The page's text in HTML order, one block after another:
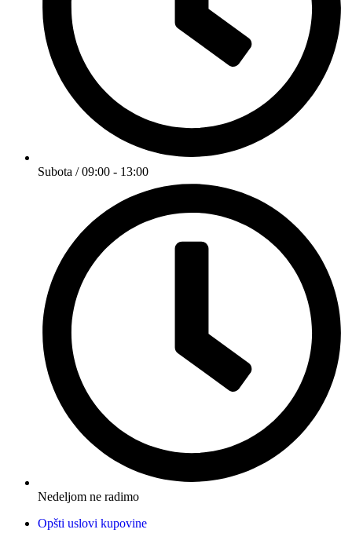
Subota / 09:00 - 13:00
Nedeljom ne radimo
Opšti uslovi kupovine